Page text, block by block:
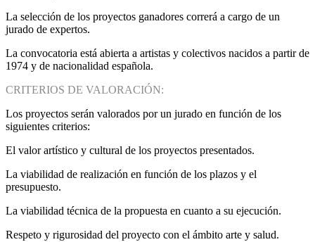
La selección de los proyectos ganadores correrá a cargo de un
jurado de expertos.
La convocatoria está abierta a artistas y colectivos nacidos a partir de
1974 y de nacionalidad española.
CRITERIOS DE VALORACIÓN:
Los proyectos serán valorados por un jurado en función de los
siguientes criterios:
El valor artístico y cultural de los proyectos presentados.
La viabilidad de realización en función de los plazos y el
presupuesto.
La viabilidad técnica de la propuesta en cuanto a su ejecución.
Respeto y rigurosidad del proyecto con el ámbito arte y salud.